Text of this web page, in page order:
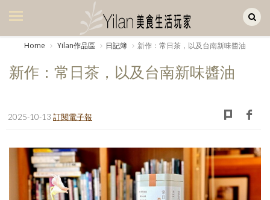
美食集
生活風
書房集
Home Yilan作品區 日記簿 新作：常日茶，以及台南新味醬油
新作：常日茶，以及台南新味醬油
2025-10-13 訂閱電子報